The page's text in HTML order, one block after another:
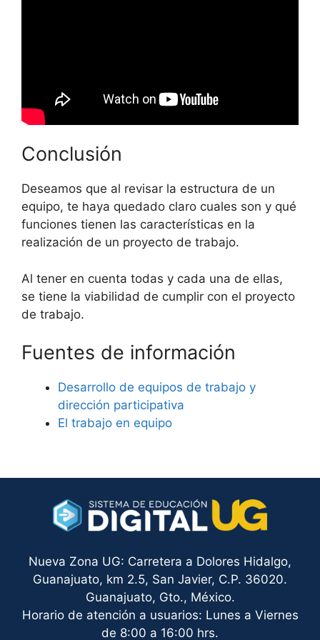
Conclusión
Deseamos que al revisar la estructura de un
equipo, te haya quedado claro cuales son y qué
funciones tienen las características en la
realización de un proyecto de trabajo.
Al tener en cuenta todas y cada una de ellas,
se tiene la viabilidad de cumplir con el proyecto
de trabajo.
Fuentes de información
Desarrollo de equipos de trabajo y
dirección participativa
El trabajo en equipo
Nueva Zona UG: Carretera a Dolores Hidalgo,
Guanajuato, km 2.5, San Javier, C.P. 36020.
Guanajuato, Gto., México.
Horario de atención a usuarios: Lunes a Viernes
de 8:00 a 16:00 hrs.